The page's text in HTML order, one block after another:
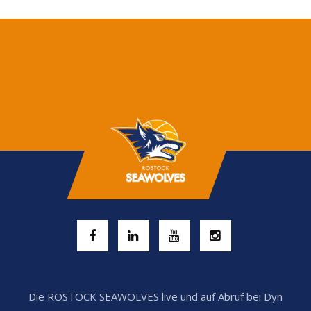
Die ROSTOCK SEAWOLVES live und auf Abruf bei Dyn